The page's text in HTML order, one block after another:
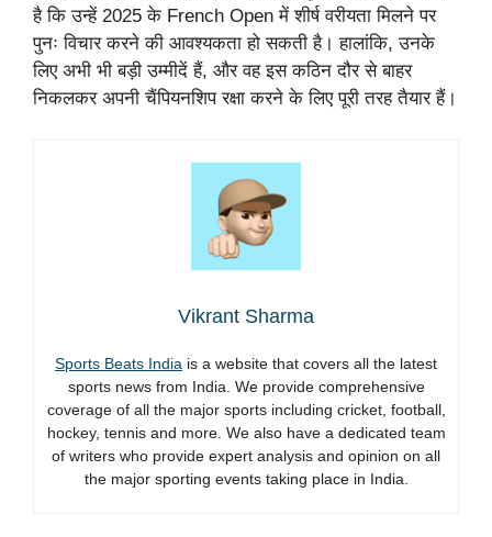
है कि उन्हें 2025 के French Open में शीर्ष वरीयता मिलने पर
पुनः विचार करने की आवश्यकता हो सकती है। हालांकि, उनके
लिए अभी भी बड़ी उम्मीदें हैं, और वह इस कठिन दौर से बाहर
निकलकर अपनी चैंपियनशिप रक्षा करने के लिए पूरी तरह तैयार हैं।
Vikrant Sharma
Sports Beats India is a website that covers all the latest
sports news from India. We provide comprehensive
coverage of all the major sports including cricket, football,
hockey, tennis and more. We also have a dedicated team
of writers who provide expert analysis and opinion on all
the major sporting events taking place in India.